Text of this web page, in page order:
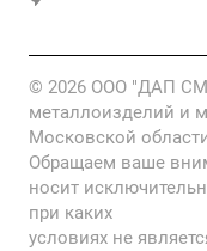
© 2026 ООО "ДАП
металлоизделий и
Московской
Обращаем ваше
носит
при каких
условиях не